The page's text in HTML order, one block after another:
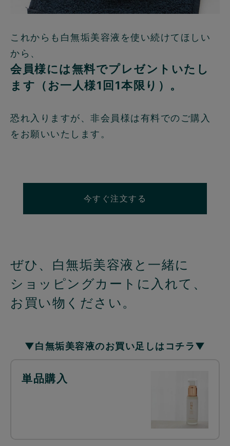
これからも白無垢美容液を使い続けてほしい
から、
会員様には無料でプレゼントいたし
ます（お一人様1回1本限り）。
恐れ入りますが、非会員様は有料でのご購入
をお願いいたします。
今すぐ注文する
ぜひ、白無垢美容液と一緒に
ショッピングカートに入れて、
お買い物ください。
▼白無垢美容液のお買い足しはコチラ▼
単品購入